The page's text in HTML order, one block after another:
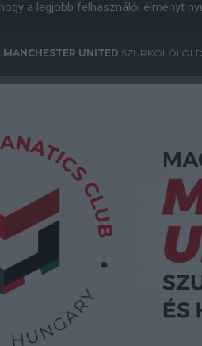
a legjobb felhasználói élményt
MANCHESTER UNITED SZURKOLÓI